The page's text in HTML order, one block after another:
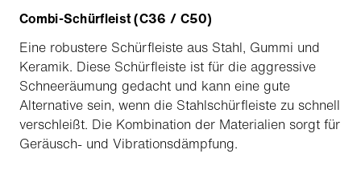
Combi-Schürfleist (C36 / C50)
Eine robustere Schürfleiste aus Stahl, Gummi und
Keramik. Diese Schürfleiste ist für die aggressive
Schneeräumung gedacht und kann eine gute
Alternative sein, wenn die Stahlschürfleiste zu schnell
verschleißt. Die Kombination der Materialien sorgt für
Geräusch- und Vibrationsdämpfung.